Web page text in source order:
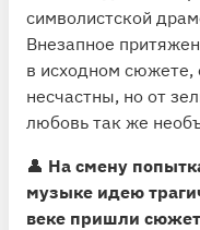
символистской
Внезапное
в исходном сюжете,
несчастны, но от
любовь так же
👤 На смену
музыке идею
веке пришли